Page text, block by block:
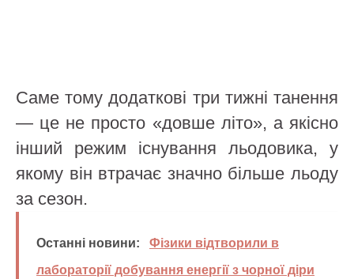
Саме тому додаткові три тижні танення
— це не просто «довше літо», а якісно
інший режим існування льодовика, у
якому він втрачає значно більше льоду
за сезон.
Останні новини:
Фізики відтворили в
лабораторії добування енергії з чорної діри